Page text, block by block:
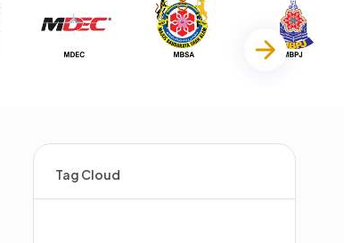
Tag Cloud